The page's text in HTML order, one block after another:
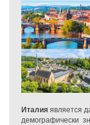
Италия является
демографически